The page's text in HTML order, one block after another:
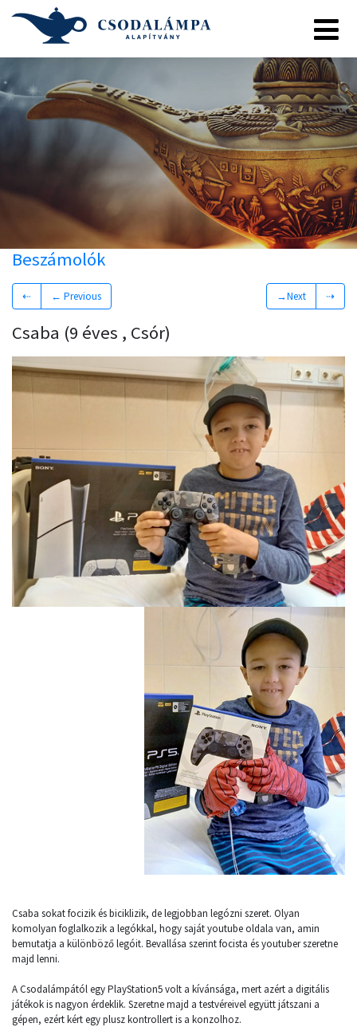
Beszámolók
⇠ ← Previous →Next ⇢
Csaba (9 éves , Csór)
Csaba sokat focizik és biciklizik, de legjobban legózni szeret. Olyan
komolyan foglalkozik a legókkal, hogy saját youtube oldala van, amin
bemutatja a különböző legóit. Bevallása szerint focista és youtuber szeretne
majd lenni.
A Csodalámpától egy PlayStation5 volt a kívánsága, mert azért a digitális
játékok is nagyon érdeklik. Szeretne majd a testvéreivel együtt játszani a
gépen, ezért kért egy plusz kontrollert is a konzolhoz.